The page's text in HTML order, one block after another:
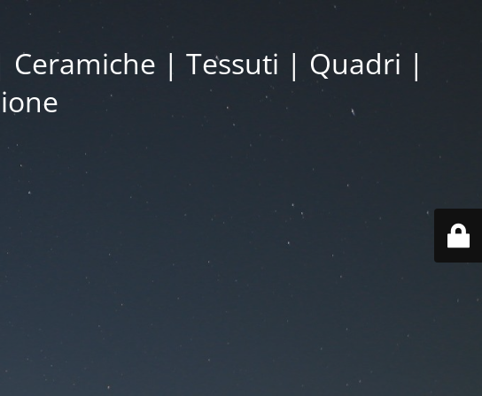
| Tessuti | Quadri |